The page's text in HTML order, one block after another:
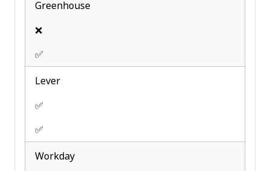
Greenhouse
❌
✅
Lever
✅
✅
Workday